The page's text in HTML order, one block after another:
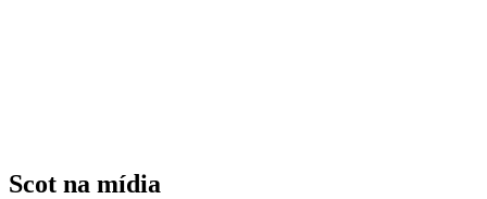
Scot na mídia